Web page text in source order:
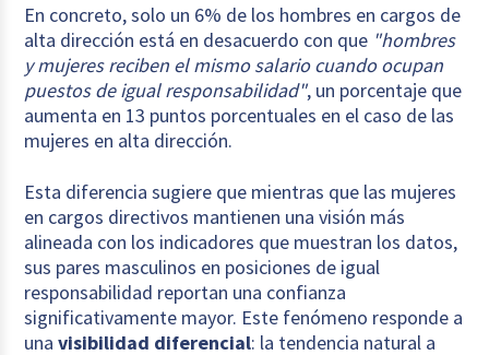
En concreto, solo un 6% de los hombres en cargos de
alta dirección está en desacuerdo con que "hombres
y mujeres reciben el mismo salario cuando ocupan
puestos de igual responsabilidad", un porcentaje que
aumenta en 13 puntos porcentuales en el caso de las
mujeres en alta dirección.
Esta diferencia sugiere que mientras que las mujeres
en cargos directivos mantienen una visión más
alineada con los indicadores que muestran los datos,
sus pares masculinos en posiciones de igual
responsabilidad reportan una confianza
significativamente mayor. Este fenómeno responde a
unavisibilidad diferencial: la tendencia natural a